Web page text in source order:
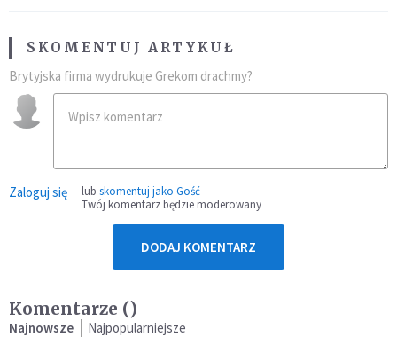
SKOMENTUJ ARTYKUŁ
Brytyjska firma wydrukuje Grekom drachmy?
Zaloguj się lub skomentuj jako Gość
Twój komentarz będzie moderowany
DODAJ KOMENTARZ
Komentarze ()
Najnowsze Najpopularniejsze